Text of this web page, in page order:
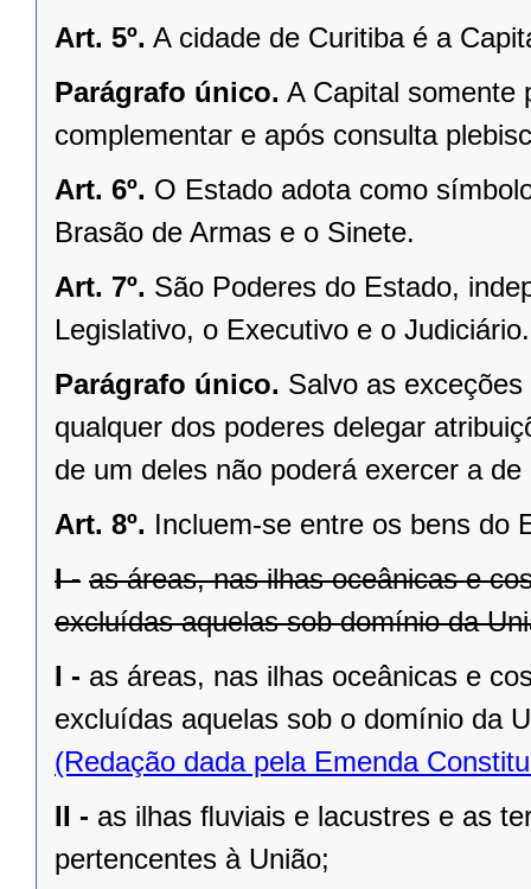
Art. 5º. A cidade de Curitiba é a
Parágrafo único. A Capital somente
complementar e após consulta
Art. 6º. O Estado adota como
Brasão de Armas e o Sinete.
Art. 7º. São Poderes do Estado,
Legislativo, o Executivo e o Judiciário.
Parágrafo único. Salvo as
qualquer dos poderes delegar
de um deles não poderá exercer a de
Art. 8º. Incluem-se entre os bens do
I - as áreas, nas ilhas oceânicas e
excluídas aquelas sob domínio da
I - as áreas, nas ilhas oceânicas e
excluídas aquelas sob o domínio da
(Redação dada pela Emenda
II - as ilhas ﬂuviais e lacustres e as
pertencentes à União;